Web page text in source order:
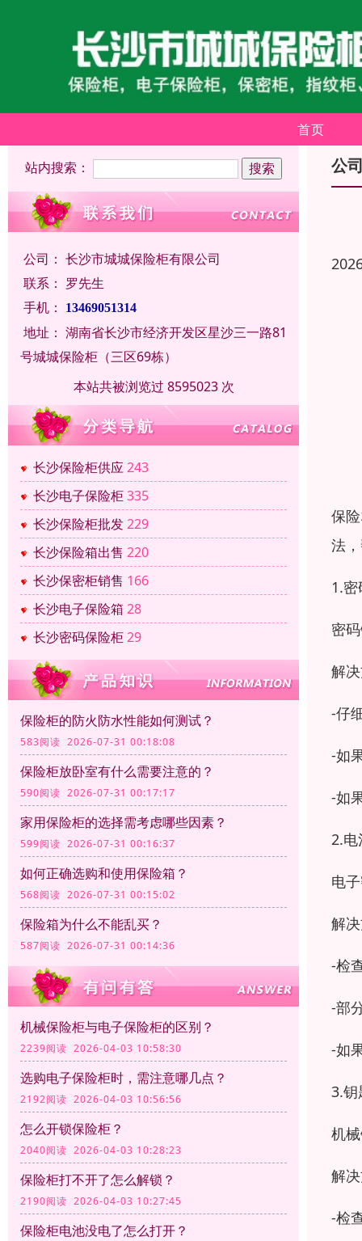
首页
站内搜索：
公司： 长沙市城城保险柜有限公司
联系： 罗先生
手机：
13469051314
地址： 湖南省长沙市经济开发区星沙三一路81
号城城保险柜（三区69栋）
本站共被浏览过 8595023 次
长沙保险柜供应243
长沙电子保险柜335
长沙保险柜批发229
长沙保险箱出售 220
长沙保密柜销售 166
长沙电子保险箱 28
长沙密码保险柜29
保险柜的防火防水性能如何测试？
583阅读 2026-07-31 00:18:08
保险柜放卧室有什么需要注意的？
590阅读 2026-07-31 00:17:17
家用保险柜的选择需考虑哪些因素？
599阅读 2026-07-31 00:16:37
如何正确选购和使用保险箱？
568阅读 2026-07-31 00:15:02
保险箱为什么不能乱买？
587阅读 2026-07-31 00:14:36
机械保险柜与电子保险柜的区别？
2239阅读 2026-04-03 10:58:30
选购电子保险柜时，需注意哪几点？
2192阅读 2026-04-03 10:56:56
怎么开锁保险柜？
2040阅读 2026-04-03 10:28:23
保险柜打不开了怎么解锁？
2190阅读 2026-04-03 10:27:45
保险柜电池没电了怎么打开？
公
保
法
1.
密
解
-仔
-如
-如
2.电
电
解
-检
-部
-如
3.钥
机
解
-检